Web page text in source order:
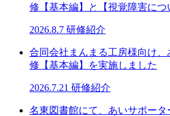
修【基本編】と【視覚障害に
2026.8.7 研修紹介
合同会社まんまる工房様向け
修【基本編】を実施しました
2026.7.21 研修紹介
名東図書館にて、あいサポータ